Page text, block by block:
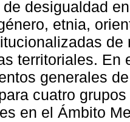
desigualdad
etnia,
territoriales. En
generales
cuatro
en el Ámbito